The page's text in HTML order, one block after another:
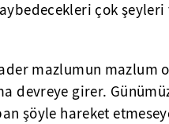
çok
mazlumun mazlum
devreye girer.
şöyle hareket